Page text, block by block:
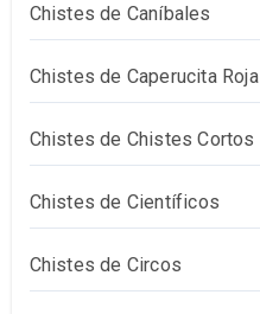
Chistes de Caníbales
Chistes de Caperucita Roja
Chistes de Chistes Cortos
Chistes de Científicos
Chistes de Circos